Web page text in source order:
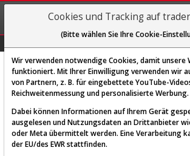
Diese Funktion ist nur
Cookies und Tracking auf
(Bitte wählen Sie Ihre Cookie-
Wir verwenden notwendige Cookies, damit unsere
funktioniert. Mit Ihrer Einwilligung verwenden wir
von Partnern, z. B. für eingebettete YouTube-
Reichweitenmessung und personalisierte Werbung.
Dabei können Informationen auf Ihrem Gerät
ausgelesen und Nutzungsdaten an Drittanbieter
oder Meta übermittelt werden. Eine Verarbeitung
der EU/des EWR stattfinden.